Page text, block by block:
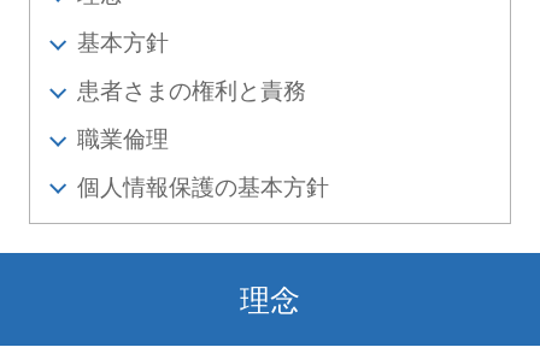
基本方針
患者さまの権利と責務
職業倫理
個人情報保護の基本方針
理念